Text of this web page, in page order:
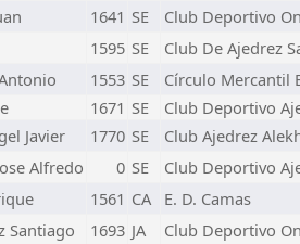
1641 SE Club Deportivo
1595 SE Club De Ajedrez
1553 SE Círculo Mercantil
1671 SE Club Deportivo
Javier 1770 SE Club Ajedrez
Alfredo 0 SE Club Deportivo
1561 CA E. D. Camas
Santiago 1693 JA Club Deportivo